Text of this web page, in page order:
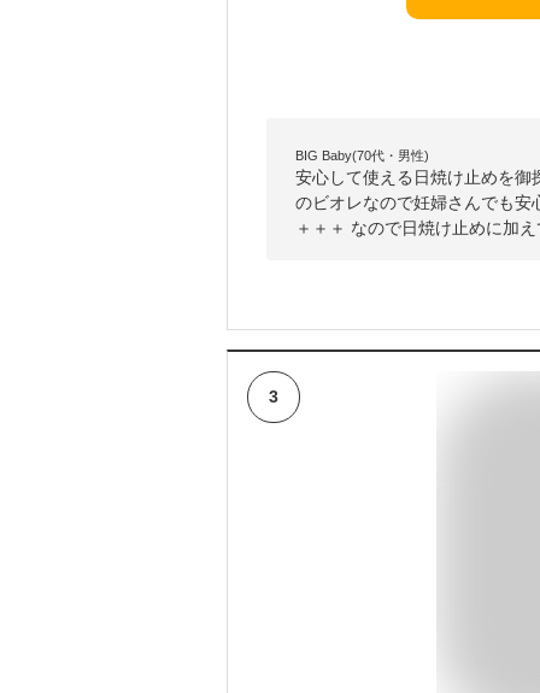
BIG Baby(70代・男性)
安心して使える日焼け止めを
のビオレなので妊婦さんでも安
＋＋＋ なので日焼け止めに加
3